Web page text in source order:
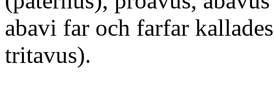
abavi far och farfar
tritavus).